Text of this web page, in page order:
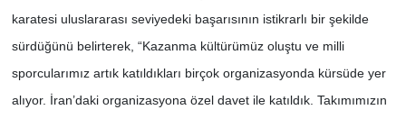
karatesi uluslararası seviyedeki başarısının istikrarlı bir şekilde
sürdüğünü belirterek, “Kazanma kültürümüz oluştu ve milli
sporcularımız artık katıldıkları birçok organizasyonda kürsüde yer
alıyor. İran’daki organizasyona özel davet ile katıldık. Takımımızın